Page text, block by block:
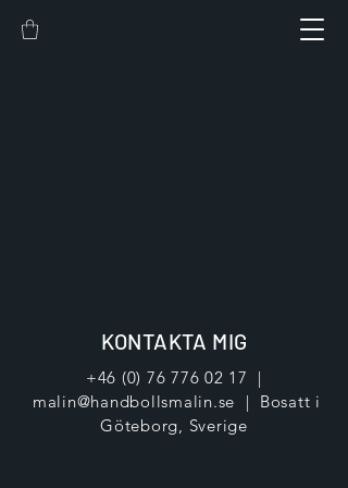
KONTAKTA MIG
+46 (0) 76 776 02 17 |
malin@handbollsmalin.se | Bosatt i
Göteborg, Sverige